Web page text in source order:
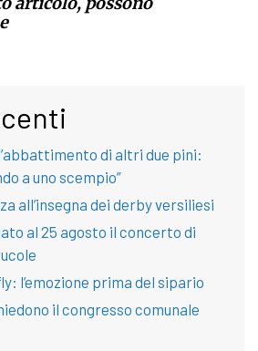
di altri due pini:
a uno scempio”
all’insegna dei derby versiliesi
al 25 agosto il concerto di
l’emozione prima del sipario
il congresso comunale